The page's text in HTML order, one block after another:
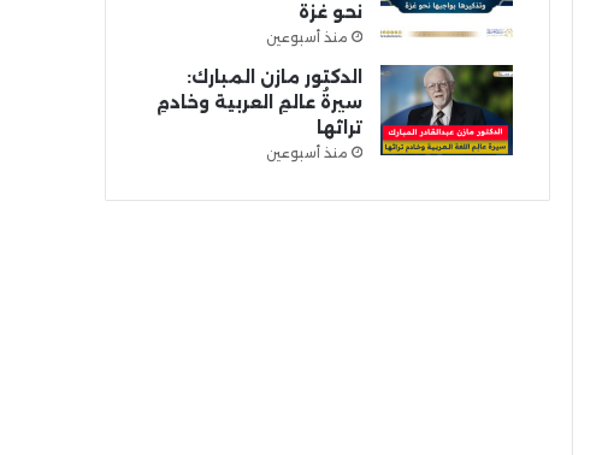
نحو غزة
منذ أسبوعين
الدكتور مازن المبارك:
سيرةُ عالمِ العربية وخادمِ
تراثها
منذ أسبوعين